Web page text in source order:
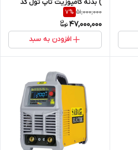
) بدنه کامپوزیت تاپ تول کد
KSAC2480
51,000,000
7%
47,000,000
افزودن به سبد